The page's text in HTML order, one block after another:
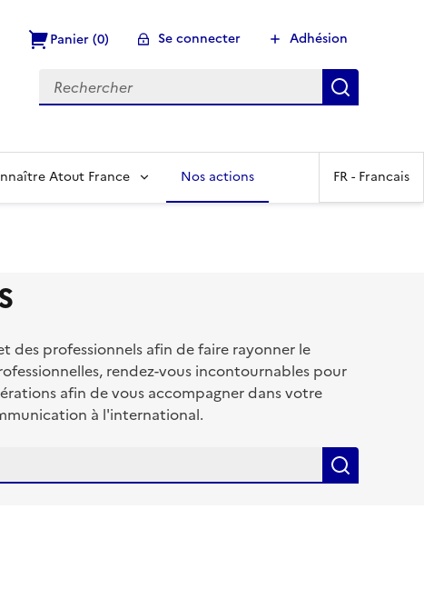
Panier (0) Se connecter Adhésion
Atout France Nos actions FR - Francais
professionnels afin de faire rayonner le
rendez-vous incontournables pour
afin de vous accompagner dans votre
à l'international.